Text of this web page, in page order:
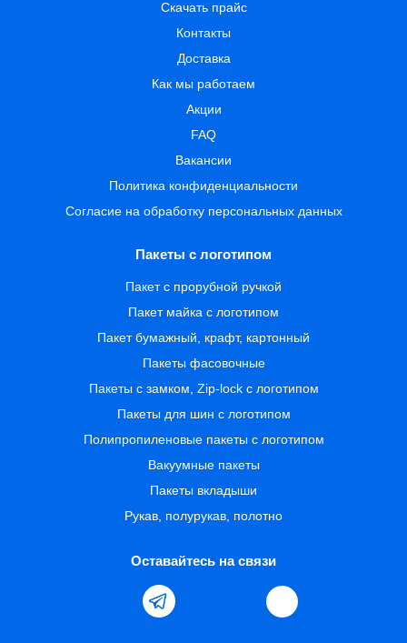
Скачать прайс
Контакты
Доставка
Как мы работаем
Акции
FAQ
Вакансии
Политика конфиденциальности
Согласие на обработку персональных данных
Пакеты с логотипом
Пакет с прорубной ручкой
Пакет майка с логотипом
Пакет бумажный, крафт, картонный
Пакеты фасовочные
Пакеты с замком, Zip-lock с логотипом
Пакеты для шин с логотипом
Полипропиленовые пакеты с логотипом
Вакуумные пакеты
Пакеты вкладыши
Рукав, полурукав, полотно
Оставайтесь на связи